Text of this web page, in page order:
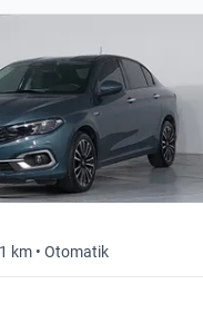
km • Otomatik